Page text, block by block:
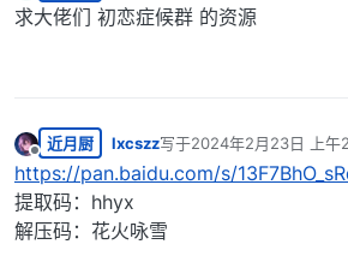
离线
求大佬们 初恋症候群 的资源
离线
近月厨 lxcszz写于2024年2月23日 上午
最后由 编辑
https://pan.baidu.com/s/
提取码：hhyx
解压码：花火咏雪